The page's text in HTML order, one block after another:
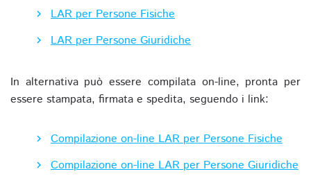
LAR per Persone Fisiche
LAR per Persone Giuridiche
In alternativa può essere compilata on-line, pronta per
essere stampata, firmata e spedita, seguendo i link:
Compilazione on-line LAR per Persone Fisiche
Compilazione on-line LAR per Persone Giuridiche